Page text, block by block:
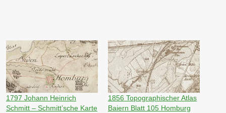
1797 Johann Heinrich
Schmitt – Schmitt’sche Karte
1856 Topographischer Atlas
Baiern Blatt 105 Homburg